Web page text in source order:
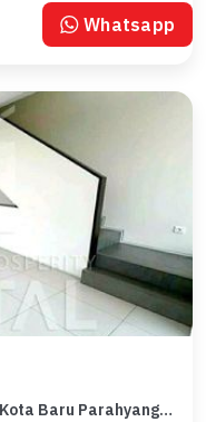
Whatsapp
Ruko Komersil Siap Huni 2 Lantai Di Kota Baru Parahyangan Kbp Bandung